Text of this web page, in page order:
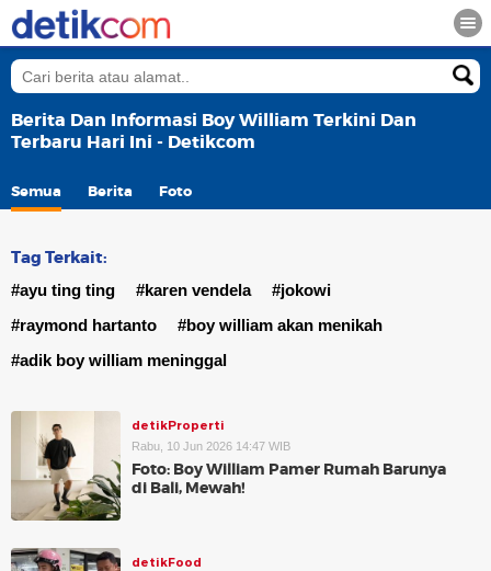
Berita Dan Informasi Boy William Terkini Dan
Terbaru Hari Ini - Detikcom
Semua Berita Foto
Tag Terkait:
#ayu ting ting #karen vendela
#jokowi
#raymond hartanto
#boy william akan menikah
#adik boy william meninggal
detikProperti
Rabu, 10 Jun 2026 14:47 WIB
Foto: Boy William Pamer Rumah Barunya
di Bali, Mewah!
detikFood